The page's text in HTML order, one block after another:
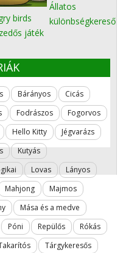
birds
játék
Állatos
különbségkereső
Bárányos
Cicás
Fodrászos
Fogorvos
Hello Kitty
Jégvarázs
Kutyás
Lovas
Lányos
Mahjong
Majmos
Mása és a medve
Póni Repülős
Rókás
Tárgykeresős